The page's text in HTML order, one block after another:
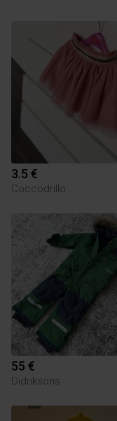
3.5 €
Coccodrillo
55 €
Didriksons